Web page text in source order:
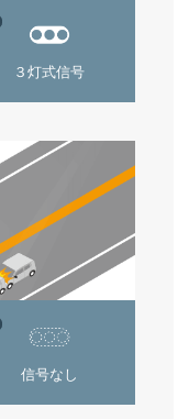
３灯式信号
信号なし